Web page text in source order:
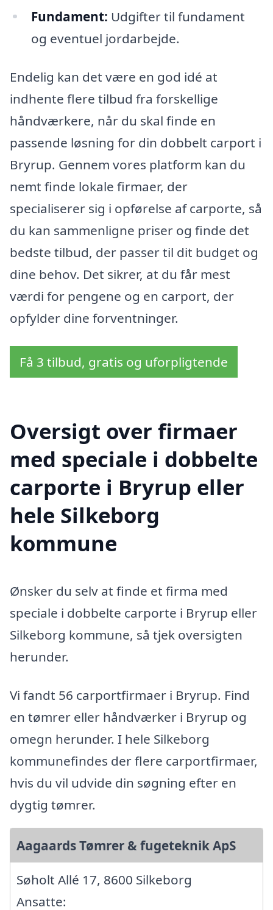
Fundament: Udgifter til fundament
og eventuel jordarbejde.
Endelig kan det være en god idé at
indhente flere tilbud fra forskellige
håndværkere, når du skal finde en
passende løsning for din dobbelt carport i
Bryrup. Gennem vores platform kan du
nemt finde lokale firmaer, der
specialiserer sig i opførelse af carporte, så
du kan sammenligne priser og finde det
bedste tilbud, der passer til dit budget og
dine behov. Det sikrer, at du får mest
værdi for pengene og en carport, der
opfylder dine forventninger.
Få 3 tilbud, gratis og uforpligtende
Oversigt over firmaer
med speciale i dobbelte
carporte i Bryrup eller
hele Silkeborg
kommune
Ønsker du selv at finde et firma med
speciale i dobbelte carporte i Bryrup eller
Silkeborg kommune, så tjek oversigten
herunder.
Vi fandt 56 carportfirmaer i Bryrup. Find
en tømrer eller håndværker i Bryrup og
omegn herunder. I hele Silkeborg
kommunefindes der flere carportfirmaer,
hvis du vil udvide din søgning efter en
dygtig tømrer.
Aagaards Tømrer & fugeteknik ApS
Søholt Allé 17, 8600 Silkeborg
Ansatte: